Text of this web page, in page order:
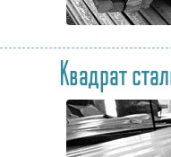
Квадрат